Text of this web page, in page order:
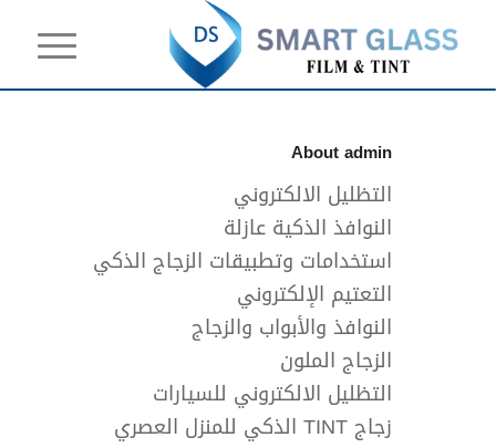
Aboutadmin
التظليل الالكتروني
النوافذ الذكية عازلة
استخدامات وتطبيقات الزجاج الذكي
التعتيم الإلكتروني
النوافذ والأبواب والزجاج
الزجاج الملون
التظليل الالكتروني للسيارات
زجاج TINT الذكي للمنزل العصري